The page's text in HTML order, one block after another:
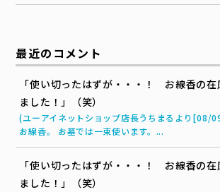
最近のコメント
「使い切ったはずが・・・！ お線香の在
ました！」（笑）
(ユーアイネットショップ店長うちまるより[08/
お線香。 お墓では一束使います。...
「使い切ったはずが・・・！ お線香の在
ました！」（笑）